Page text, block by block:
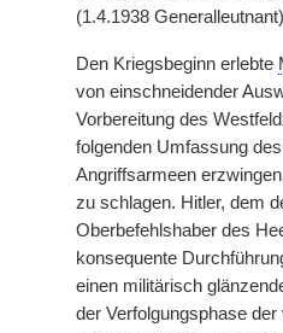
(1.4.1938
Den Kriegsbeginn erlebte
von einschneidender
Vorbereitung des
folgenden Umfassung
Angriffsarmeen
zu schlagen. Hitler, dem
Oberbefehlshaber des
konsequente
einen militärisch
der Verfolgungsphase